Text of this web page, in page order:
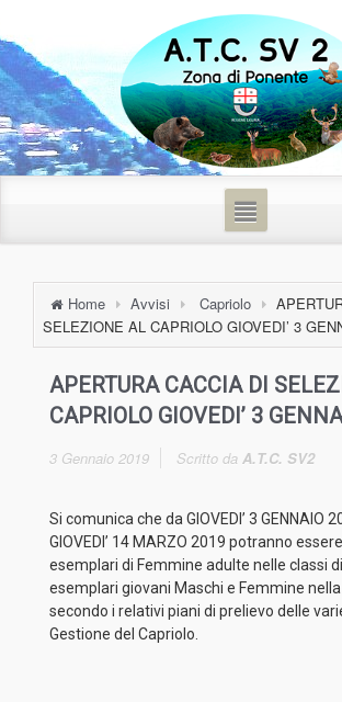
Home Avvisi Capriolo
SELEZIONE AL CAPRIOLO GIOVEDI’ 3
APERTURA CACCIA DI
CAPRIOLO GIOVEDI’ 3
3 Gennaio 2019 Scritto da A.T.C. SV2
Si comunica che da GIOVEDI’ 3 GENNAIO
GIOVEDI’ 14 MARZO 2019 potranno
esemplari di Femmine adulte nelle classi di
esemplari giovani Maschi e Femmine
secondo i relativi piani di prelievo delle
Gestione del Capriolo.